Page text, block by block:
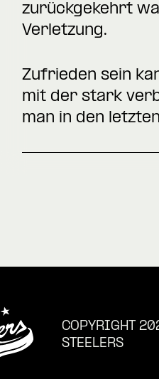
zurückgekehrt
Verletzung.
Zufrieden sein
mit der stark
man in den
COPYRIGHT
STEELERS